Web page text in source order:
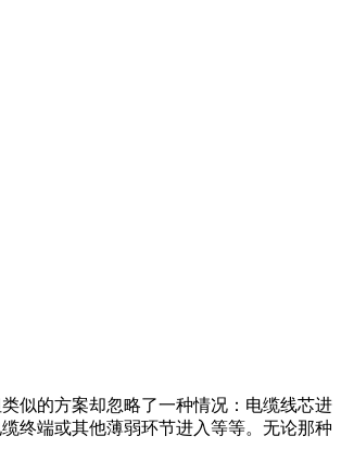
似的方案却忽略了一种情况：电缆线芯进
终端或其他薄弱环节进入等等。无论那种